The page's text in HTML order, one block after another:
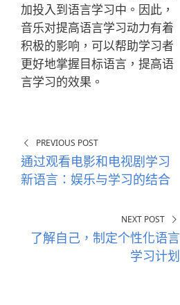
加投入到语言学习中。因此，
音乐对提高语言学习动力有着
积极的影响，可以帮助学习者
更好地掌握目标语言，提高语
言学习的效果。
PREVIOUS POST
通过观看电影和电视剧学习
新语言：娱乐与学习的结合
NEXT POST
了解自己，制定个性化语言
学习计划